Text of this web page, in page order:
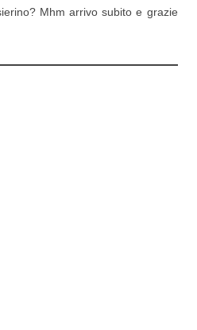
Mhm arrivo subito e grazie